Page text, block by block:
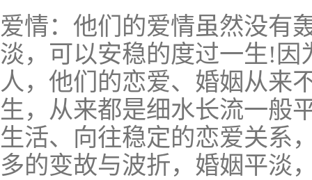
爱情：他们的爱情虽然没有
淡，可以安稳的度过一生!因
人，他们的恋爱、婚姻从来
生，从来都是细水长流一般
生活、向往稳定的恋爱关系
多的变故与波折，婚姻平淡